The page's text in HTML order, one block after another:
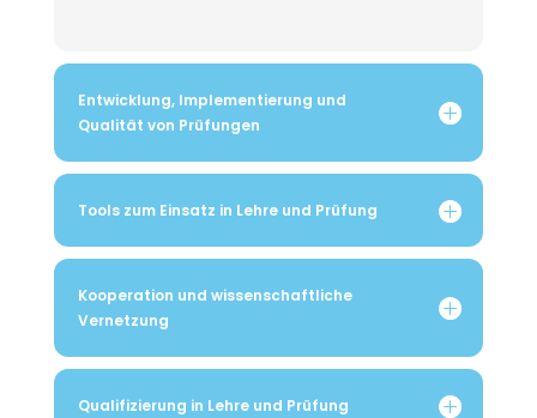
Entwicklung, Implementierung und
Qualität von Prüfungen
Tools zum Einsatz in Lehre und Prüfung
Kooperation und wissenschaftliche
Vernetzung
Qualifizierung in Lehre und Prüfung